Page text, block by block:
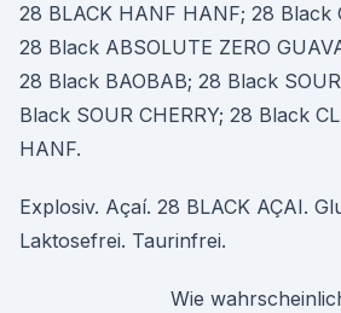
28 BLACK HANF HANF; 28 Black
28 Black ABSOLUTE ZERO
28 Black BAOBAB; 28 Black
Black SOUR CHERRY; 28 Black
HANF.
Explosiv. Açaí. 28 BLACK AÇAI.
Laktosefrei. Taurinfrei.
Wie